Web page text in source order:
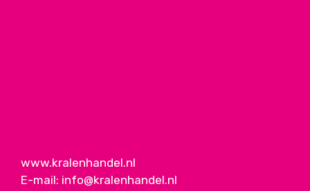
www.kralenhandel.nl
E-mail: info@kralenhandel.nl